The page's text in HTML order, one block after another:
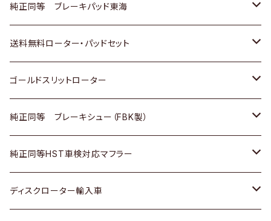
スバル
日野
三菱ふそう
ＢＭＷ
三菱
日野
三菱ふそう
日野
三菱ふそう
その他
マツダ
三菱
スバル
いすゞ
ダイハツ
マツダ
三菱
スバル
ダイハツ
マツダ
三菱
スズキ
日産
ダイハツ
マツダ
三菱
スバル
ホンダ
スズキ
日産
いすゞ
ダイハツ
マツダ
トヨタ
ホンダ
スズキ
日産
ダイハツ
マツダ
純正同等 ブレーキパッド東海
トヨタ
ホンダ
日産
いすゞ
ダイハツ
送料無料ローター・パッドセット
トヨタ
ホンダ
スズキ
日産
ゴールドスリットローター
トヨタ
ホンダ
スズキ
純正同等 ブレーキシュー（FBK製）
ホンダ
スズキ
純正同等HST車検対応マフラー
トヨタ
ディスクローター輸入車